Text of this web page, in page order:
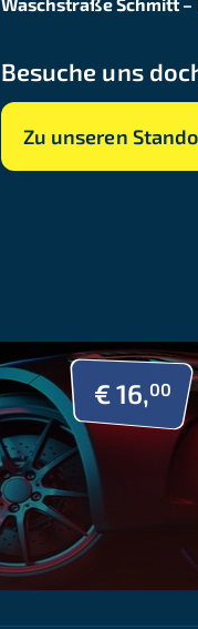
Besuche uns
Zu unseren
€ 16,00